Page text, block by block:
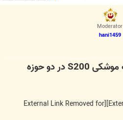
Moderator
hani1459
استفاده همزمان از سامانه موشکی S200 در دو حوزه
[External Link Removed for